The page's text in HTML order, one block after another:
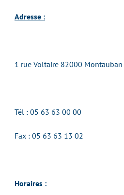
Adresse :
1 rue Voltaire 82000 Montauban
Tél : 05 63 63 00 00
Fax : 05 63 63 13 02
Horaires :